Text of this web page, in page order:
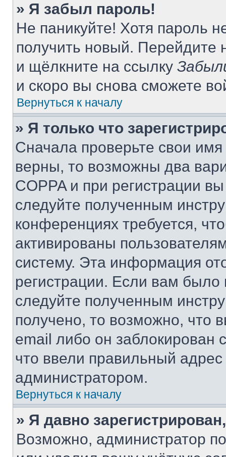
» Я забыл пароль!
Не паникуйте! Хотя пароль
получить новый. Перейдите
и щёлкните на ссылку
и скоро вы снова сможете
Вернуться к началу
» Я только что
Сначала проверьте свои
верны, то возможны два
COPPA и при регистрации
следуйте полученным
конференциях требуется,
активированы
систему. Эта информация
регистрации. Если вам
следуйте полученным
получено, то возможно, что
email либо он
что ввели правильный адрес
администратором.
Вернуться к началу
» Я давно
Возможно, администратор